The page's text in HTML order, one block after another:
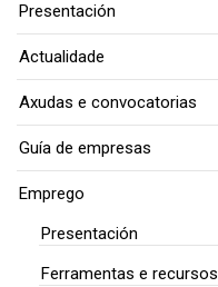
Presentación
Actualidade
Axudas e convocatorias
Guía de empresas
Emprego
Presentación
Ferramentas e recursos